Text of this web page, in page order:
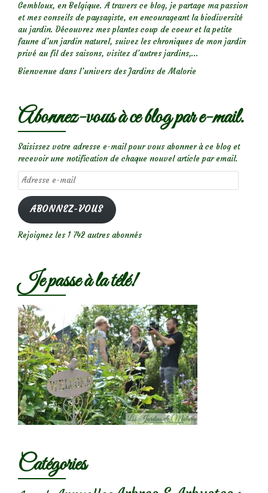
Gembloux, en Belgique. A travers ce blog, je partage ma passion
et mes conseils de paysagiste, en encourageant la biodiversité
au jardin. Découvrez mes plantes coup de coeur et la petite
faune d’un jardin naturel, suivez les chroniques de mon jardin
privé au fil des saisons, visitez d’autres jardins,...
Bienvenue dans l’univers des Jardins de Malorie
Abonnez-vous à ce blog par e-mail.
Saisissez votre adresse e-mail pour vous abonner à ce blog et
recevoir une notification de chaque nouvel article par email.
Adresse
e-
mail
ABONNEZ-VOUS
Rejoignez les 1 742 autres abonnés
Je passe à la télé!
Catégories